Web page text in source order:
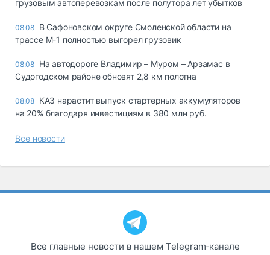
грузовым автоперевозкам после полутора лет убытков
08.08 В Сафоновском округе Смоленской области на
трассе М-1 полностью выгорел грузовик
08.08 На автодороге Владимир – Муром – Арзамас в
Судогодском районе обновят 2,8 км полотна
08.08 КАЗ нарастит выпуск стартерных аккумуляторов
на 20% благодаря инвестициям в 380 млн руб.
Все новости
Все главные новости в нашем Telegram‑канале